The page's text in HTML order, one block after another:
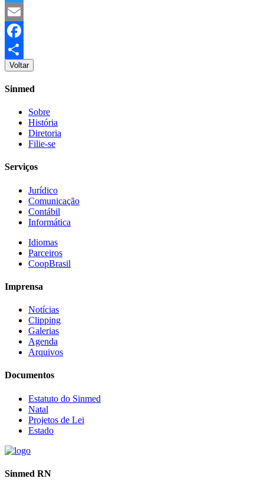
Twitter
Email
Facebook
Share
Voltar
Sinmed
Sobre
História
Diretoria
Filie-se
Serviços
Jurídico
Comunicação
Contábil
Informática
Idiomas
Parceiros
CoopBrasil
Imprensa
Notícias
Clipping
Galerias
Agenda
Arquivos
Documentos
Estatuto do Sinmed
Natal
Projetos de Lei
Estado
Sinmed RN